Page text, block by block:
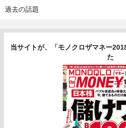
過去の話題
当サイトが、「モノクロザマネー
た